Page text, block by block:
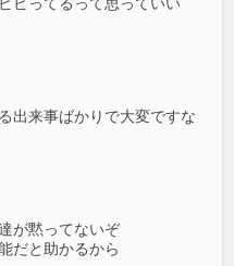
ビってるって思っていい
出来事ばかりで大変ですな
が黙ってないぞ
だと助かるから